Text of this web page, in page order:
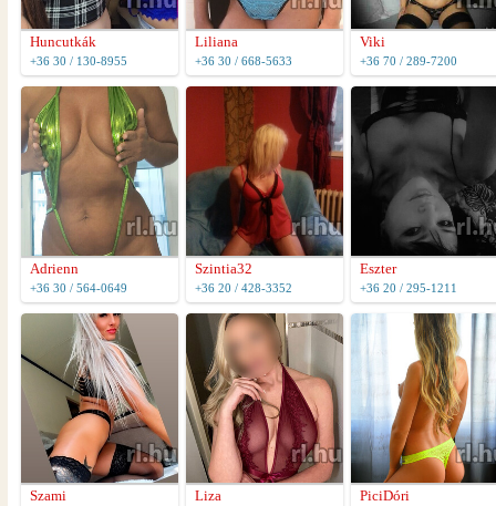
Huncutkák
+36 30 / 130-8955
Liliana
+36 30 / 668-5633
Viki
+36 70 / 289-7200
Adrienn
+36 30 / 564-0649
Szintia32
+36 20 / 428-3352
Eszter
+36 20 / 295-1211
Szami Liza PiciDóri